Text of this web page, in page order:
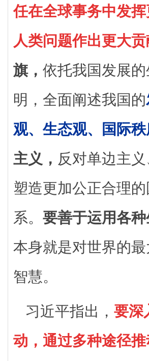
任在全球事务中发
人类问题作出更大贡
旗， 依托我国发展
明，全面阐述我国的
观、生态观、国际
主义， 反对单边主
塑造更加公正合理
系。 要善于运用各
本身就是对世界的
智慧。
习近平指出， 要深
动，通过多种途径